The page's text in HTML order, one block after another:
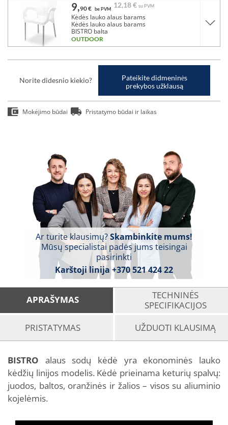
9,90 € be PVM 12,18 € su PVM
Kėdės lauko alaus barams
Kėdės lauko alaus barams
BISTRO balta
OUTDOOR
Norite didesnio kiekio?
Pateikite didmeninės
prekybos užklausą
Mokėjimo būdai Pristatymo būdai ir laikas
Ar turite klausimų?Skambinkite mums!
Mūsų specialistai padės jums teisingai
pasirinkti
Karštoji linija +370 521 424 22
APRAŠYMAS
TECHNINĖS
SPECIFIKACIJOS
PRISTATYMAS
UŽDUOTI KLAUSIMĄ
BISTRO alaus sodų kėdė yra ekonominės lauko
kėdžių linijos modelis. Kėdė prieinama keturių spalvų:
juodos, baltos, oranžinės ir žalios – visos su aliuminio
kojelėmis.